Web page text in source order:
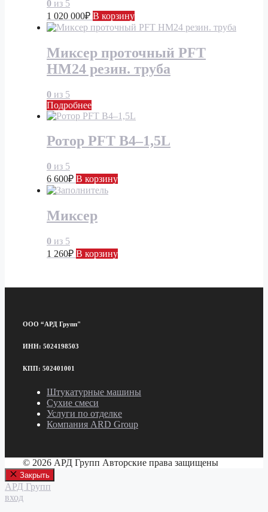
0 из 5
1 020 000₽ В корзину
Миксер проточный PFT
НМ24 резин. труба
0 из 5
Подробнее
Ротор PFT В4–1,5L
0 из 5
6 600₽ В корзину
Миксер
0 из 5
1 260₽ В корзину
ООО “АРД Групп"
ИНН: 5024198503
КПП: 502401001
Штукатурные машины
Сухие смеси
Услуги по отделке
Компания ARD Group
© 2026 АРД Групп Авторские права защищены
Закрыть
АРД Групп
вход